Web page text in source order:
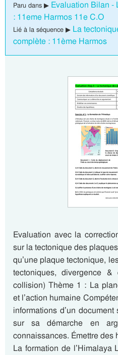
Paru dans ▶ Evaluation Bilan -
: 11eme Harmos 11e C.O
Lié à la séquence ▶ La
complète : 11ème Harmos
Evaluation avec la
sur la tectonique des
qu’une plaque tectonique,
tectoniques, divergence &
collision) Thème 1 : La
et l’action humaine
informations d’un
sur sa démarche en
connaissances. Émettre des
La formation de l’Himalaya